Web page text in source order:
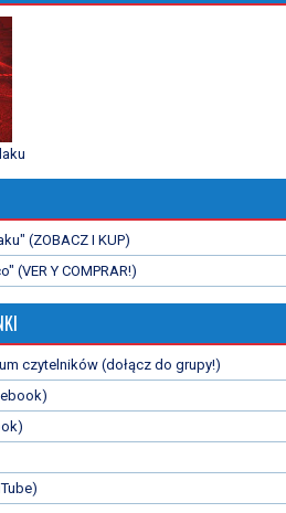
(ZOBACZ I KUP)
(VER Y COMPRAR!)
czytelników (dołącz do grupy!)